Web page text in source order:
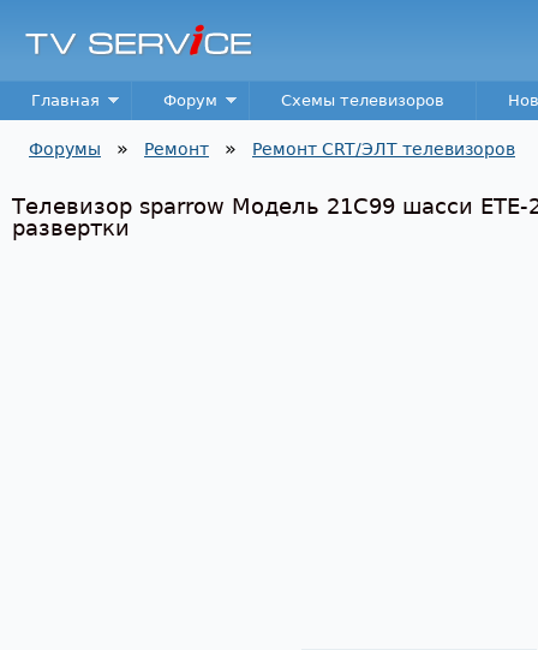
TV
Service
Main menu
Главная Форум Схемы телевизоров
Форумы » Ремонт » Ремонт CRT/ЭЛТ телевизоров
Телевизор sparrow Модель 21С99 шасси ЕТЕ-
развертки